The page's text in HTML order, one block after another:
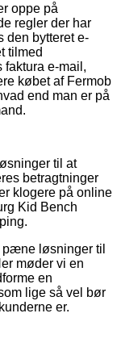
oppe på
regler der har
den bytteret e-
tilmed
e-mail,
købet af Fermob
end man er på
til at
betragtninger
klogere på online
Kid Bench
løsninger til
møder vi en
en
lige så vel bør
er.